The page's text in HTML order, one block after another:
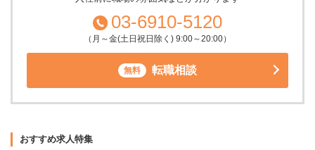
03-6910-5120
（月～金(土日祝日除く) 9:00～20:00）
無料 転職相談
おすすめ求人特集